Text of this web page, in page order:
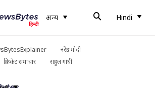
अन्य Hindi
नरेंद्र मोदी
क्रिकेट समाचार राहुल गांधी